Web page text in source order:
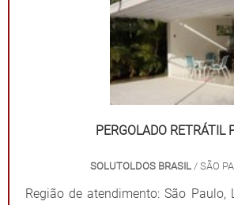
PERGOLADO RETRÁTIL
SOLUTOLDOS BRASIL/ SÃO
Região de atendimento: São Paulo,